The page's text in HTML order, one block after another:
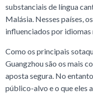
substanciais de língua
Malásia. Nesses países,
influenciados por idiomas
Como os principais
Guangzhou são os mais
aposta segura. No
público-alvo e o que eles